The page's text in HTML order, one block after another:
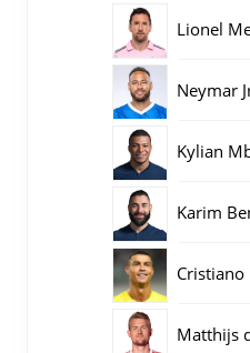
Lionel
Neymar
Kylian
Karim
Cristiano
Matthijs